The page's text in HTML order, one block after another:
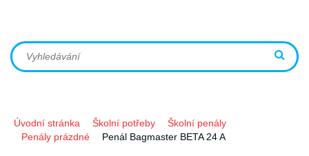
Úvodní stránka Školní potřeby
Školní penály
Penály prázdné
Penál Bagmaster BETA 24 A